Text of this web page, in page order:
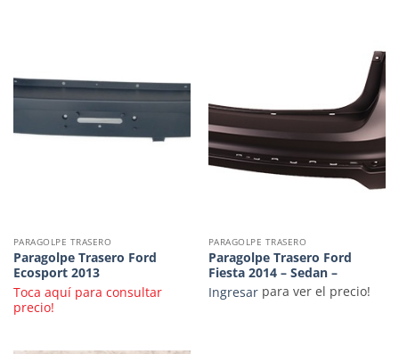
PARAGOLPE TRASERO
Paragolpe Trasero Ford
Ecosport 2013
Toca aquí para consultar
precio!
PARAGOLPE TRASERO
Paragolpe Trasero Ford
Fiesta 2014 – Sedan –
Ingresarpara ver el precio!